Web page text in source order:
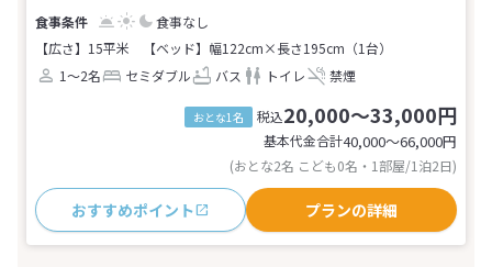
食事なし
【広さ】15平米
【ベッド】幅122cm×長さ195cm（1台）
1～2名
セミダブル バス トイレ 禁煙
おとな1名 税込20,000～33,000円
基本代金合計40,000〜66,000円
(おとな2名 こども0名・1部屋/1泊2日)
おすすめポイント プランの詳細